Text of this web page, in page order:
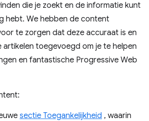
die je zoekt en de informatie kunt
hebt. We hebben de content
te zorgen dat deze accuraat is en
artikelen toegevoegd om je te helpen
en fantastische Progressive Web
sectie Toegankelijkheid , waarin